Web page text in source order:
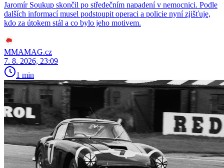
Jaromír Soukup skončil po středečním napadení v nemocnici. Podle
dalších informací musel podstoupit operaci a policie nyní zjišťuje,
kdo za útokem stál a co bylo jeho motivem.
MMAMAG.cz
7. 8. 2026, 23:09
1 min